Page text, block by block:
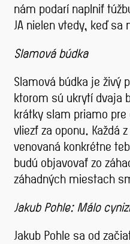
nám podarí naplniť
JA nielen vtedy, keď sa
Slamová búdka
Slamová búdka je živý
ktorom sú ukrytí dvaja
krátky slam priamo
vliezť za oponu. Každá
venovaná konkrétne
budú objavovať zo
záhadných miestach
Jakub Pohle: Málo
Jakub Pohle sa od